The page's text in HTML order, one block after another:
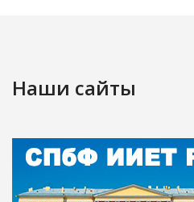
Наши сайты